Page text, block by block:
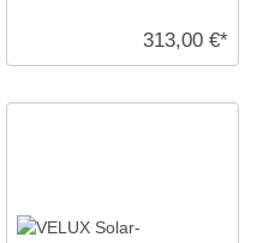
weiße Schiene, io-homecontrol
313,00 €*